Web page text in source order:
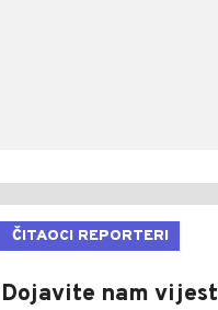
ČITAOCI REPORTERI
Dojavite nam vijest